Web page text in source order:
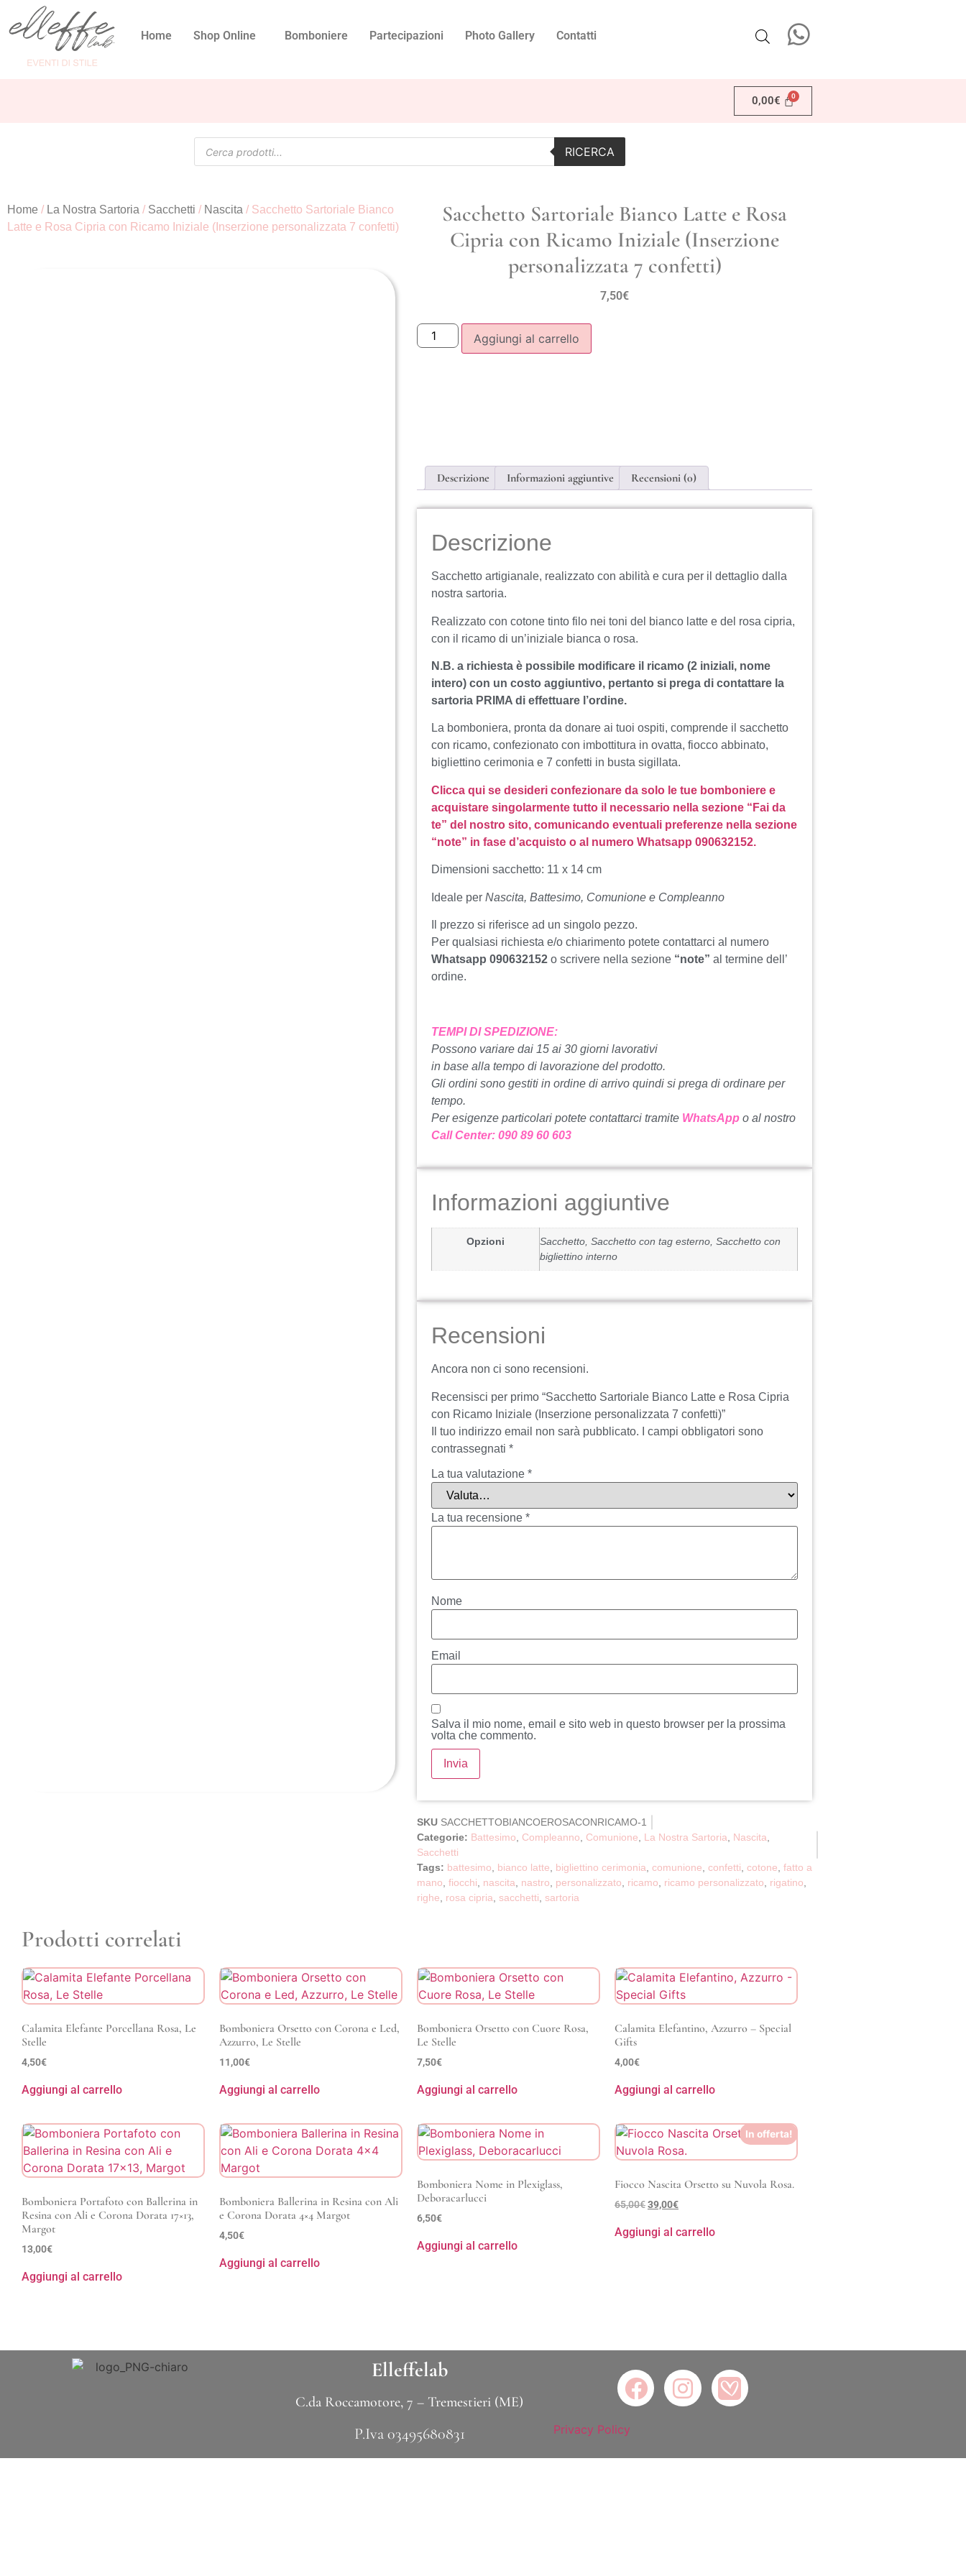
Home Shop Online Bomboniere Partecipazioni Photo Gallery Contatti
0,00€
RICERCA
Home / La Nostra Sartoria / Sacchetti / Nascita / Sacchetto Sartoriale Bianco
Latte e Rosa Cipria con Ricamo Iniziale (Inserzione personalizzata 7 confetti)
Sacchetto Sartoriale Bianco Latte e Rosa
Cipria con Ricamo Iniziale (Inserzione
personalizzata 7 confetti)
7,50€
Aggiungi al carrello
Descrizione Informazioni aggiuntive Recensioni (0)
Descrizione
Sacchetto artigianale, realizzato con abilità e cura per il dettaglio dalla
nostra sartoria.
Realizzato con cotone tinto filo nei toni del bianco latte e del rosa cipria,
con il ricamo di un’iniziale bianca o rosa.
N.B. a richiesta è possibile modificare il ricamo (2 iniziali, nome
intero) con un costo aggiuntivo, pertanto si prega di contattare la
sartoria PRIMA di effettuare l’ordine.
La bomboniera, pronta da donare ai tuoi ospiti, comprende il sacchetto
con ricamo, confezionato con imbottitura in ovatta, fiocco abbinato,
bigliettino cerimonia e 7 confetti in busta sigillata.
Clicca qui se desideri confezionare da solo le tue bomboniere e
acquistare singolarmente tutto il necessario nella sezione “Fai da
te” del nostro sito, comunicando eventuali preferenze nella sezione
“note” in fase d’acquisto o al numero Whatsapp 090632152.
Dimensioni sacchetto: 11 x 14 cm
Ideale per Nascita, Battesimo, Comunione e Compleanno
Il prezzo si riferisce ad un singolo pezzo.
Per qualsiasi richiesta e/o chiarimento potete contattarci al numero
Whatsapp 090632152 o scrivere nella sezione “note” al termine dell’
ordine.
TEMPI DI SPEDIZIONE:
Possono variare dai 15 ai 30 giorni lavorativi
in base alla tempo di lavorazione del prodotto.
Gli ordini sono gestiti in ordine di arrivo quindi si prega di ordinare per
tempo.
Per esigenze particolari potete contattarci tramite WhatsApp o al nostro
Call Center: 090 89 60 603
Informazioni aggiuntive
Opzioni
Sacchetto, Sacchetto con tag esterno, Sacchetto con
bigliettino interno
Recensioni
Ancora non ci sono recensioni.
Recensisci per primo “Sacchetto Sartoriale Bianco Latte e Rosa Cipria
con Ricamo Iniziale (Inserzione personalizzata 7 confetti)”
Il tuo indirizzo email non sarà pubblicato.
I campi obbligatori sono
contrassegnati *
La tua valutazione *
La tua recensione *
Nome
Email
Salva il mio nome, email e sito web in questo browser per la prossima
volta che commento.
SKU SACCHETTOBIANCOEROSACONRICAMO-1
Categorie: Battesimo Compleanno Comunione La Nostra Sartoria Nascita
Sacchetti
Tags: battesimo bianco latte bigliettino cerimonia comunione confetti cotone fatto a
mano fiocchi nascita nastro personalizzato ricamo ricamo personalizzato rigatino
righe
rosa cipria sacchetti sartoria
Prodotti correlati
Calamita Elefante Porcellana Rosa, Le
Stelle
4,50€
Aggiungi al carrello
Bomboniera Orsetto con Corona e Led,
Azzurro, Le Stelle
11,00€
Aggiungi al carrello
Bomboniera Orsetto con Cuore Rosa,
Le Stelle
7,50€
Aggiungi al carrello
Calamita Elefantino, Azzurro – Special
Gifts
4,00€
Aggiungi al carrello
Bomboniera Portafoto con Ballerina in
Resina con Ali e Corona Dorata 17×13,
Margot
13,00€
Aggiungi al carrello
Bomboniera Ballerina in Resina con Ali
e Corona Dorata 4×4 Margot
4,50€
Aggiungi al carrello
Bomboniera Nome in Plexiglass,
Deboracarlucci
6,50€
Aggiungi al carrello
In offerta!
Fiocco Nascita Orsetto su Nuvola Rosa.
65,00€39,00€
Aggiungi al carrello
Elleffelab
C.da Roccamotore, 7 – Tremestieri (ME)
P.Iva 03495680831 Privacy Policy